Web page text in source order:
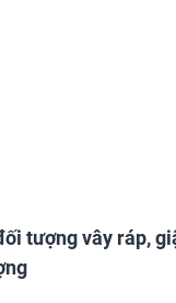
tượng vây ráp,